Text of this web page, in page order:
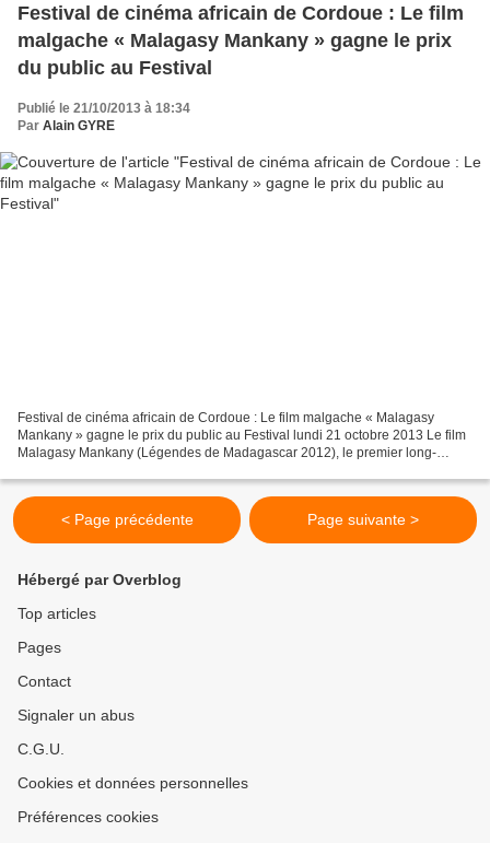
Festival de cinéma africain de Cordoue : Le film
malgache « Malagasy Mankany » gagne le prix
du public au Festival
Publié le 21/10/2013 à 18:34
Par Alain GYRE
Festival de cinéma africain de Cordoue : Le film malgache « Malagasy
Mankany » gagne le prix du public au Festival lundi 21 octobre 2013 Le film
Malagasy Mankany (Légendes de Madagascar 2012), le premier long-
< Page précédente Page suivante >
Hébergé par Overblog
Top articles
Pages
Contact
Signaler un abus
C.G.U.
Cookies et données personnelles
Préférences cookies